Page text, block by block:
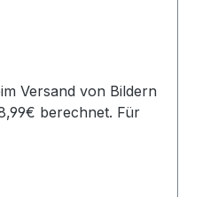
berechnet. Für